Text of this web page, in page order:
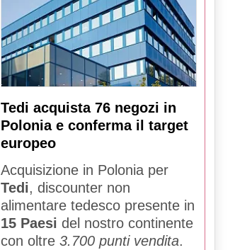
Tedi acquista 76 negozi in
Polonia e conferma il target
europeo
Acquisizione in Polonia per
Tedi, discounter non
alimentare tedesco presente in
15 Paesi del nostro continente
con oltre 3.700 punti vendita.